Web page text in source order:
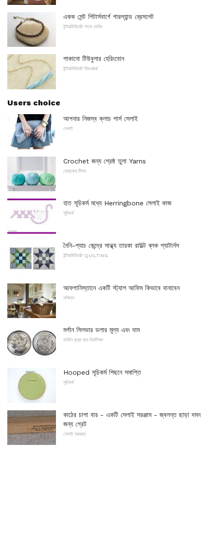
একক সেন্ট পিটার্সবার্গে গারল্যান্ড ব্রেসলেট
ইন্টারমিডিয়েট গহনা মেকিং
পাকানো টিউবুলার হেরিংবোন
ইন্টারমিডিয়েট বিডওয়ার্ক
Users choice
আপনার নিজস্ব ক্লাচ পার্স সেলাই
সেলাই
Crochet জন্য শ্রেষ্ঠ তুলা Yarns
ক্রোকের টিপস
হাত সূচিকর্ম মধ্যে Herringbone সেলাই কাজ
সূচিকর্ম
নৈনি-প্যাচ কেন্দ্রে সান্ধ্য তারকা রাউল্ট ব্লক প্যাটার্নস
ইন্টারমিডিয়েট QUILTING
আফগানিস্তানে একটি স্ট্যাশ আফিম কিভাবে বানাবেন
সম্মিলন
মর্গান সিলভার ডলার মূল্য এবং দাম
মার্কিন মুদ্রা মান নির্দেশিকা
Hooped সূচিকর্ম পিছনে সমাপ্তি
সূচিকর্ম
কাঠের চাপা বার - একটি সেলাই সরঞ্জাম - জ্বলন্ত ছাড়া দমন
জন্য গ্রেট
সেলাই সরবরাহ